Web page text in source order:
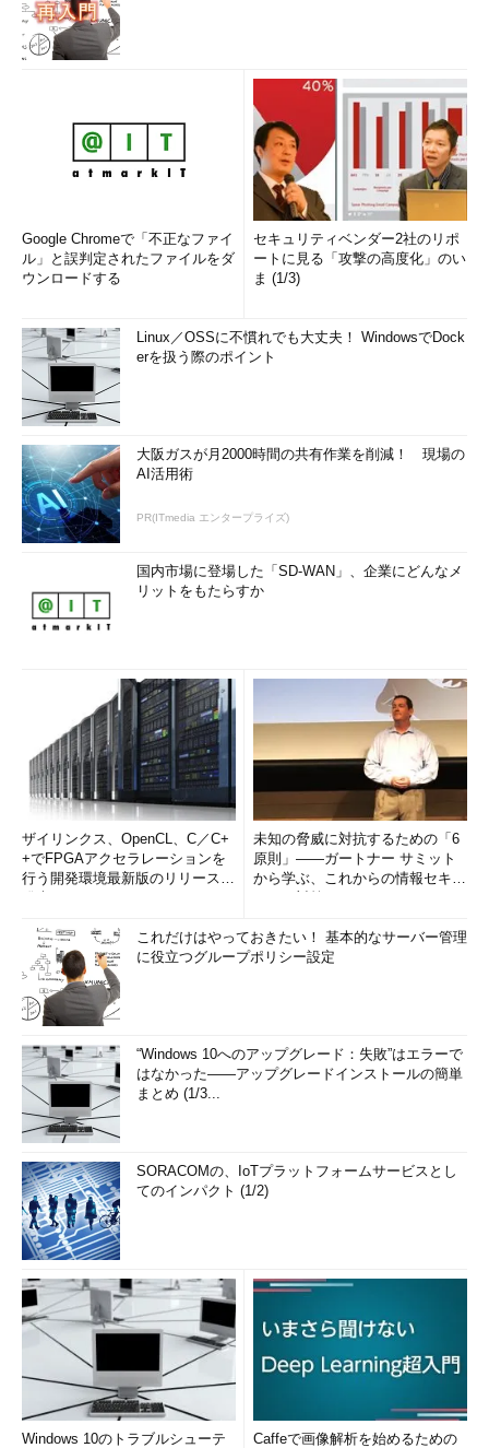
Google Chromeで「不正なファイ
ル」と誤判定されたファイルをダ
ウンロードする
セキュリティベンダー2社のリポ
ートに見る「攻撃の高度化」のい
ま (1/3)
Linux／OSSに不慣れでも大丈夫！ WindowsでDock
erを扱う際のポイント
大阪ガスが月2000時間の共有作業を削減！ 現場の
AI活用術
PR(ITmedia エンタープライズ)
国内市場に登場した「SD-WAN」、企業にどんなメ
リットをもたらすか
ザイリンクス、OpenCL、C／C+
+でFPGAアクセラレーションを
行う開発環境最新版のリリースを
未知の脅威に対抗するための「6
原則」――ガートナー サミット
から学ぶ、これからの情報セキュ
これだけはやっておきたい！ 基本的なサーバー管理
に役立つグループポリシー設定
“Windows 10へのアップグレード：失敗”はエラーで
はなかった――アップグレードインストールの簡単
まとめ (1/3...
SORACOMの、IoTプラットフォームサービスとし
てのインパクト (1/2)
Windows 10のトラブルシューテ
Caffeで画像解析を始めるための